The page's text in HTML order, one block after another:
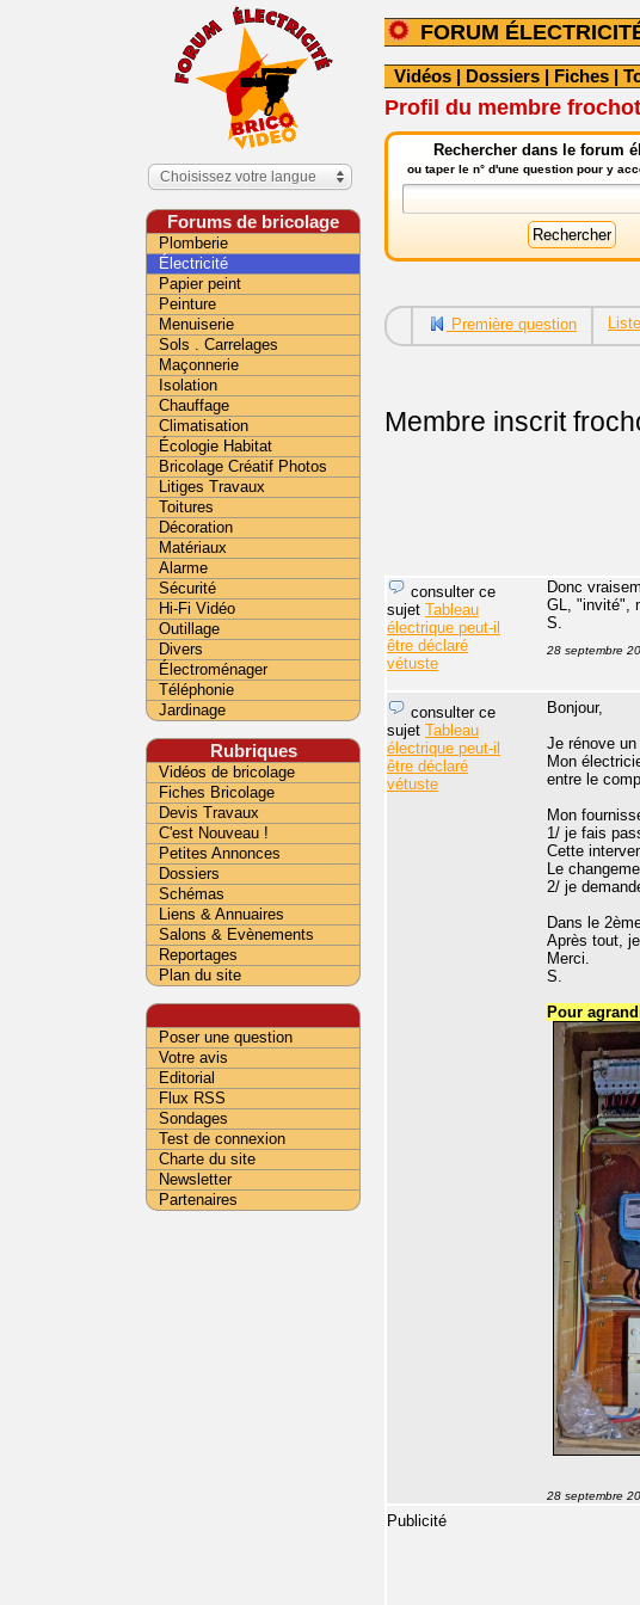
FORUM
Vidéos | Dossiers | Fiches |
Profil du membre
Rechercher dans le forum
ou taper le n° d'une question pour y
Première question
Membre inscrit
Donc
GL, "invité",
S.
28 septembre
consulter ce
sujet Tableau
électrique peut-il
être déclaré
vétuste
Bonjour,
Je rénove un
Mon
entre le
Mon
1/ je fais
Cette
Le
2/ je
Dans le
Après tout,
Merci.
S.
Pour
28 septembre
consulter ce
sujet Tableau
électrique peut-il
être déclaré
vétuste
Publicité
Choisissez votre langue
Forums de bricolage
Plomberie
Électricité
Papier peint
Peinture
Menuiserie
Sols . Carrelages
Maçonnerie
Isolation
Chauffage
Climatisation
Écologie Habitat
Bricolage Créatif Photos
Litiges Travaux
Toitures
Décoration
Matériaux
Alarme
Sécurité
Hi-Fi Vidéo
Outillage
Divers
Électroménager
Téléphonie
Jardinage
Rubriques
Vidéos de bricolage
Fiches Bricolage
Devis Travaux
C'est Nouveau !
Petites Annonces
Dossiers
Schémas
Liens & Annuaires
Salons & Evènements
Reportages
Plan du site
Poser une question
Votre avis
Editorial
Flux RSS
Sondages
Test de connexion
Charte du site
Newsletter
Partenaires